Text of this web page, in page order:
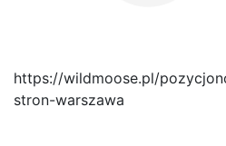
https://wildmoose.pl/
stron-warszawa